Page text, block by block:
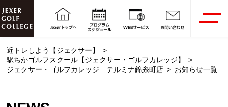
近トレしよう【ジェクサー】
駅ちかゴルフスクール【ジェクサー・ゴルフカレッジ】
ジェクサー・ゴルフカレッジ テルミナ錦糸町店
お知らせ一覧